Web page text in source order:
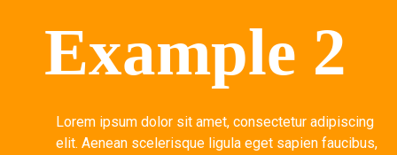
Example 2
Lorem ipsum dolor sit amet, consectetur adipiscing
elit. Aenean scelerisque ligula eget sapien faucibus,